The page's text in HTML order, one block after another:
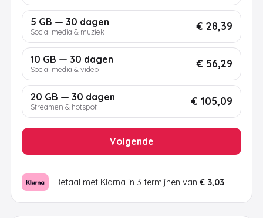
5 GB — 30 dagen
Social media & muziek € 28,39
10 GB — 30 dagen
Social media & video € 56,29
20 GB — 30 dagen
Streamen & hotspot € 105,09
Volgende
Betaal met Klarna in 3 termijnen van € 3,03